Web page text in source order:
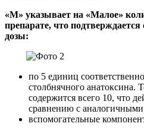
«М» указывает на «Малое»
препарате, что
дозы:
по 5 единиц
столбнячного анатоксина.
содержится всего 10, что
сравнению с
вспомогательные